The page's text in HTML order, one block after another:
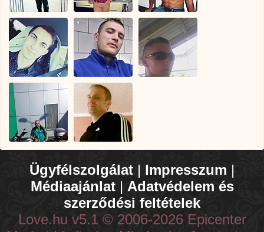
Ügyfélszolgálat | Impresszum |
Médiaajánlat| Adatvédelem és
szerződési feltételek
Love.hu v5.1 © 2006-2026 Epicenter